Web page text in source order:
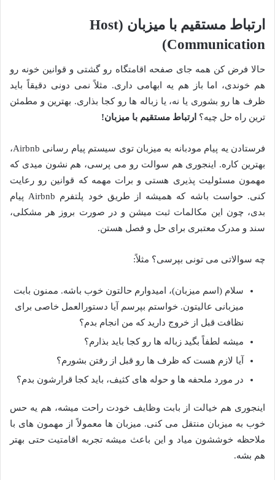
ارتباط مستقیم با میزبان (Host
Communication)
حالا فرض کن همه جای صفحه اقامتگاه رو گشتی و قوانین خونه رو
هم خوندی، اما باز هم یه ابهامی داری. مثلاً نمی دونی دقیقاً باید
ظرف ها رو بشوری یا نه، یا زباله ها رو کجا بذاری. بهترین و مطمئن
ترین راه حل چیه؟ ارتباط مستقیم با میزبان!
فرستادن یه پیام مودبانه به میزبان توی سیستم پیام رسانی Airbnb،
بهترین کاره. اینجوری هم سوالت رو می پرسی، هم نشون میدی که
مهمون مسئولیت پذیری هستی و برات مهمه که قوانین رو رعایت
کنی. حواست باشه که همیشه از طریق خود پلتفرم Airbnb پیام
بدی، چون این مکالمات ثبت میشن و در صورت بروز هر مشکلی،
سند و مدرک معتبری برای حل و فصل هستن.
چه سوالاتی می تونی بپرسی؟ مثلاً:
سلام (اسم میزبان)، امیدوارم حالتون خوب باشه. ممنون بابت
میزبانی عالیتون. خواستم بپرسم آیا دستورالعمل خاصی برای
نظافت قبل از خروج دارید که من انجام بدم؟
میشه لطفاً بگید زباله ها رو کجا باید بذارم؟
آیا لازم هست که ظرف ها رو قبل از رفتن بشورم؟
در مورد ملحفه ها و حوله های کثیف، باید کجا قرارشون بدم؟
اینجوری هم خیالت از بابت وظایف خودت راحت میشه، هم یه حس
خوب به میزبان منتقل می کنی. میزبان ها معمولاً از مهمون های با
ملاحظه خوششون میاد و این باعث میشه تجربه اقامتیت حتی بهتر
هم بشه.